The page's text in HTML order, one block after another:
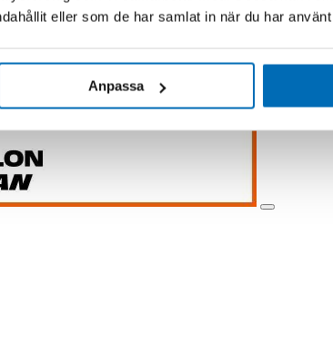
eller som de har samlat in när du har
Anpassa